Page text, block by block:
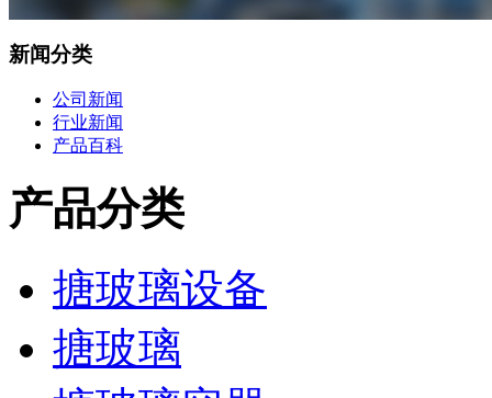
新闻分类
公司新闻
行业新闻
产品百科
产品分类
搪玻璃设备
搪玻璃